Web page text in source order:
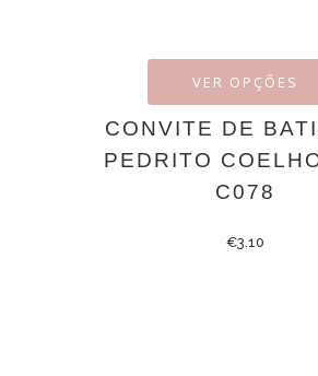
VER OPÇÕES
CONVITE DE
PEDRITO
C078
€3.10